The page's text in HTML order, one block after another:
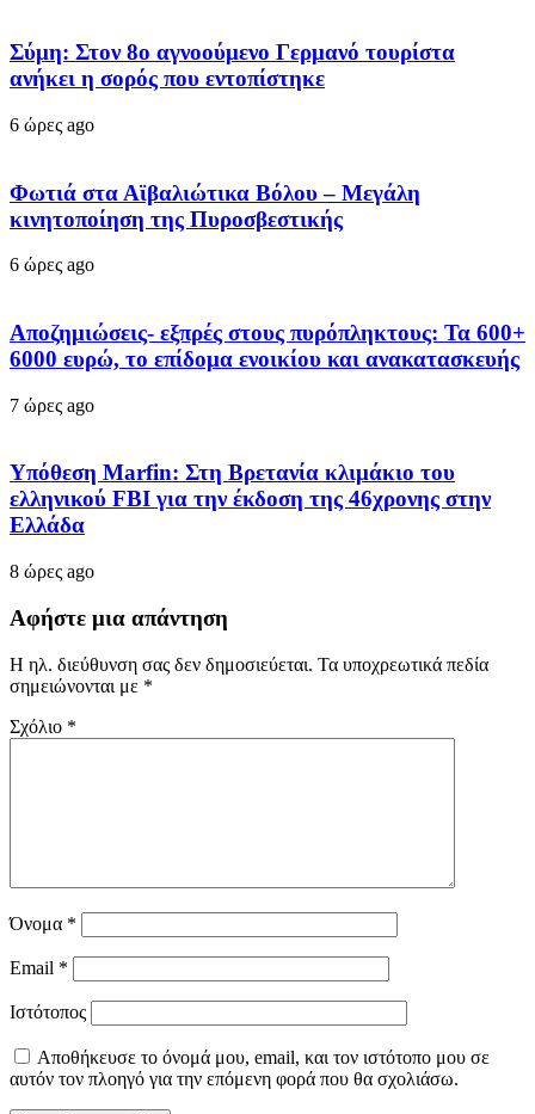
Σύμη: Στον 8ο αγνοούμενο Γερμανό τουρίστα
ανήκει η σορός που εντοπίστηκε
6 ώρες ago
Φωτιά στα Αϊβαλιώτικα Βόλου – Μεγάλη
κινητοποίηση της Πυροσβεστικής
6 ώρες ago
Αποζημιώσεις- εξπρές στους πυρόπληκτους: Τα 600+
6000 ευρώ, το επίδομα ενοικίου και ανακατασκευής
7 ώρες ago
Υπόθεση Marfin: Στη Βρετανία κλιμάκιο του
ελληνικού FBI για την έκδοση της 46χρονης στην
Ελλάδα
8 ώρες ago
Αφήστε μια απάντηση
Η ηλ. διεύθυνση σας δεν δημοσιεύεται. Τα υποχρεωτικά πεδία
σημειώνονται με *
Σχόλιο *
Όνομα *
Email *
Ιστότοπος
Αποθήκευσε το όνομά μου, email, και τον ιστότοπο μου σε
αυτόν τον πλοηγό για την επόμενη φορά που θα σχολιάσω.